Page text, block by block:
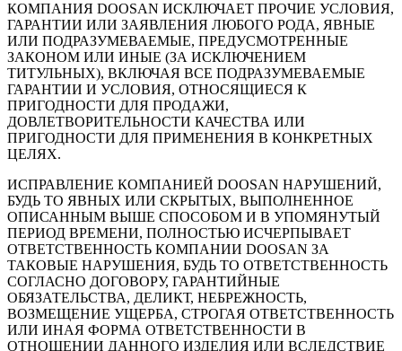
КОМПАНИЯ DOOSAN ИСКЛЮЧАЕТ ПРОЧИЕ УСЛОВИЯ,
ГАРАНТИИ ИЛИ ЗАЯВЛЕНИЯ ЛЮБОГО РОДА, ЯВНЫЕ
ИЛИ ПОДРАЗУМЕВАЕМЫЕ, ПРЕДУСМОТРЕННЫЕ
ЗАКОНОМ ИЛИ ИНЫЕ (ЗА ИСКЛЮЧЕНИЕМ
ТИТУЛЬНЫХ), ВКЛЮЧАЯ ВСЕ ПОДРАЗУМЕВАЕМЫЕ
ГАРАНТИИ И УСЛОВИЯ, ОТНОСЯЩИЕСЯ К
ПРИГОДНОСТИ ДЛЯ ПРОДАЖИ,
ДОВЛЕТВОРИТЕЛЬНОСТИ КАЧЕСТВА ИЛИ
ПРИГОДНОСТИ ДЛЯ ПРИМЕНЕНИЯ В КОНКРЕТНЫХ
ЦЕЛЯХ.
ИСПРАВЛЕНИЕ КОМПАНИЕЙ DOOSAN НАРУШЕНИЙ,
БУДЬ ТО ЯВНЫХ ИЛИ СКРЫТЫХ, ВЫПОЛНЕННОЕ
ОПИСАННЫМ ВЫШЕ СПОСОБОМ И В УПОМЯНУТЫЙ
ПЕРИОД ВРЕМЕНИ, ПОЛНОСТЬЮ ИСЧЕРПЫВАЕТ
ОТВЕТСТВЕННОСТЬ КОМПАНИИ DOOSAN ЗА
ТАКОВЫЕ НАРУШЕНИЯ, БУДЬ ТО ОТВЕТСТВЕННОСТЬ
СОГЛАСНО ДОГОВОРУ, ГАРАНТИЙНЫЕ
ОБЯЗАТЕЛЬСТВА, ДЕЛИКТ, НЕБРЕЖНОСТЬ,
ВОЗМЕЩЕНИЕ УЩЕРБА, СТРОГАЯ ОТВЕТСТВЕННОСТЬ
ИЛИ ИНАЯ ФОРМА ОТВЕТСТВЕННОСТИ В
ОТНОШЕНИИ ДАННОГО ИЗДЕЛИЯ ИЛИ ВСЛЕДСТВИЕ